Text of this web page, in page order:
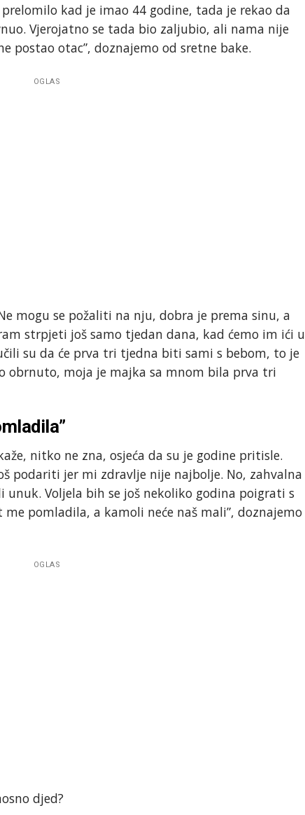
kad je imao 44 godine, tada je rekao da
Vjerojatno se tada bio zaljubio, ali nama nije
postao otac”, doznajemo od sretne bake.
OGLAS
mogu se požaliti na nju, dobra je prema sinu, a
strpjeti još samo tjedan dana, kad ćemo im ići u
su da će prva tri tjedna biti sami s bebom, to je
obrnuto, moja je majka sa mnom bila prva tri
nitko ne zna, osjeća da su je godine pritisle.
podariti jer mi zdravlje nije najbolje. No, zahvalna
unuk. Voljela bih se još nekoliko godina poigrati s
pomladila, a kamoli neće naš mali”, doznajemo
OGLAS
djed?